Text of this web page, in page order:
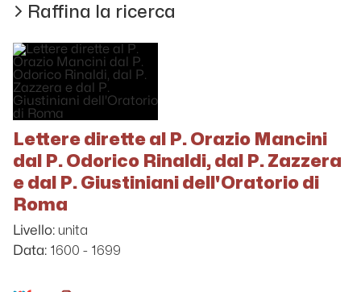
Raffina la ricerca
Lettere dirette al P. Orazio Mancini
dal P. Odorico Rinaldi, dal P. Zazzera
e dal P. Giustiniani dell'Oratorio di
Roma
Livello: unita
Data: 1600 - 1699